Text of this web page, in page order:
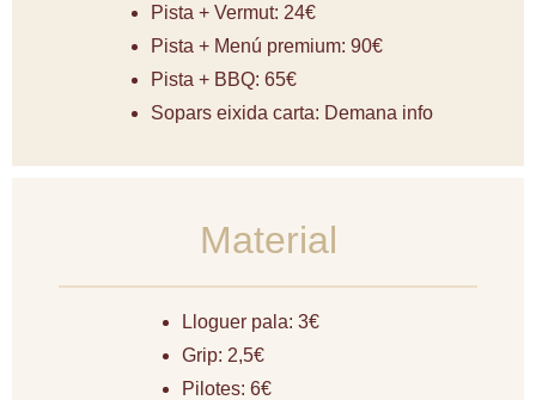
Pista + Vermut: 24€
Pista + Menú premium: 90€
Pista + BBQ: 65€
Sopars eixida carta: Demana info
Material
Lloguer pala: 3€
Grip: 2,5€
Pilotes: 6€